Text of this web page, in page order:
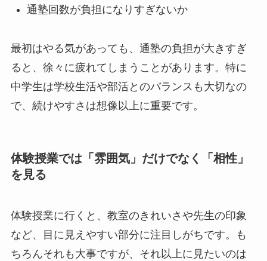
通塾回数が負担になりすぎないか
最初はやる気があっても、通塾の負担が大きすぎ
ると、徐々に疲れてしまうことがあります。特に
中学生は学校生活や部活とのバランスも大切なの
で、続けやすさは想像以上に重要です。
体験授業では「雰囲気」だけでなく「相性」
を見る
体験授業に行くと、教室のきれいさや先生の印象
など、目に見えやすい部分に注目しがちです。も
ちろんそれも大事ですが、それ以上に見たいのは